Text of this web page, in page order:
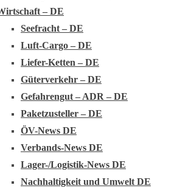
– DE
Seefracht – DE
Luft-Cargo – DE
Liefer-Ketten – DE
Güterverkehr – DE
Gefahrengut – ADR – DE
Paketzusteller – DE
ÖV-News DE
Verbands-News DE
Lager-/Logistik-News DE
Nachhaltigkeit und Umwelt DE